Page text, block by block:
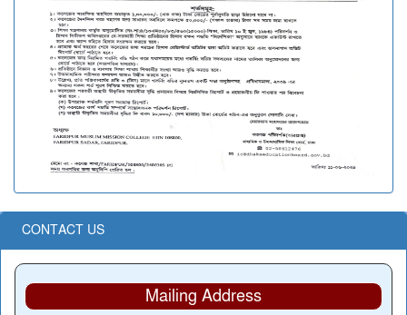
CONTACT US
Mailing Address